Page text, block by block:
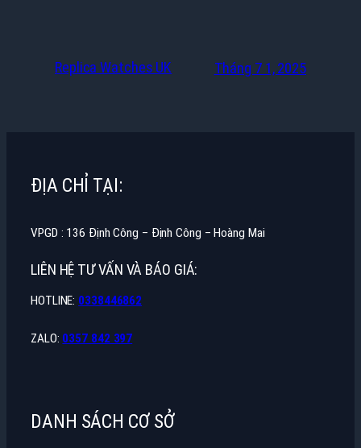
Replica Watches UK Tháng 7 1, 2025
ĐỊA CHỈ TẠI:
VPGD : 136 Định Công – Định Công – Hoàng Mai
LIÊN HỆ TƯ VẤN VÀ BÁO GIÁ:
HOTLINE: 0338446862
ZALO: 0357 842 397
DANH SÁCH CƠ SỞ